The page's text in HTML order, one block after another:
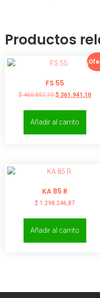
Productos
FS 55
$460.852,70 $ 361.941,10
Añadir al carrito
KA 85 R
$ 1.298.246,87
Añadir al carrito